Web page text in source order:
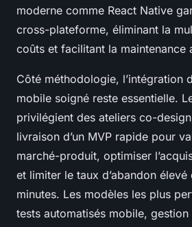
moderne comme React Native
cross-plateforme, éliminant la
coûts et facilitant la maintenance
Côté méthodologie, l’intégration
mobile soigné reste essentielle.
privilégient des ateliers co-
livraison d’un MVP rapide pour
marché-produit, optimiser
et limiter le taux d’abandon
minutes. Les modèles les plus
tests automatisés mobile,